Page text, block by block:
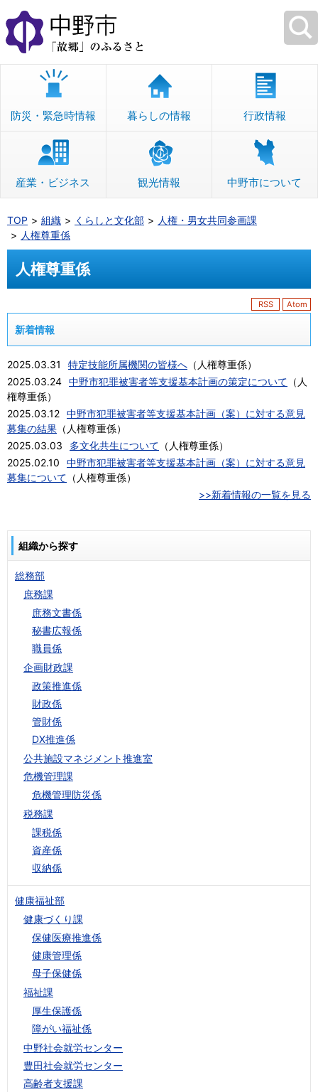
本
文
へ
移
防災・緊急時情報 暮らしの情報 行政情報
産業・ビジネス 観光情報 中野市について
TOP 組織 くらしと文化部
人権・男女共同参画課
人権尊重係
人権尊重係
RSS Atom
新着情報
2025.03.31 特定技能所属機関の皆様へ （ 人権尊重係）
2025.03.24 中野市犯罪被害者等支援基本計画の策定について （ 人
権尊重係）
2025.03.12 中野市犯罪被害者等支援基本計画（案）に対する意見
募集の結果 （ 人権尊重係）
2025.03.03
多文化共生について （ 人権尊重係）
2025.02.10
中野市犯罪被害者等支援基本計画（案）に対する意見
募集について （ 人権尊重係）
>>新着情報の一覧を見る
組織から探す
総務部
庶務課
庶務文書係
秘書広報係
職員係
企画財政課
政策推進係
財政係
管財係
DX推進係
公共施設マネジメント推進室
危機管理課
危機管理防災係
税務課
課税係
資産係
収納係
健康福祉部
健康づくり課
保健医療推進係
健康管理係
母子保健係
福祉課
厚生保護係
障がい福祉係
中野社会就労センター
豊田社会就労センター
高齢者支援課